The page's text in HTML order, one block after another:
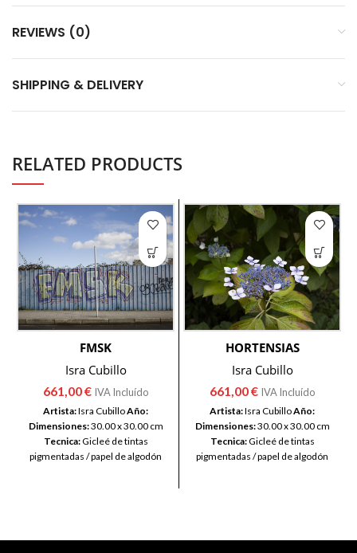
REVIEWS (0)
SHIPPING & DELIVERY
RELATED PRODUCTS
FMSK
Isra Cubillo
661,00€ IVA Incluído
Artista:Isra CubilloAño:
Dimensiones:30.00 x 30.00 cm
Tecnica:Gicleé de tintas
pigmentadas / papel de algodón
HORTENSIAS
Isra Cubillo
661,00€ IVA Incluído
Artista:Isra CubilloAño:
Dimensiones:30.00 x 30.00 cm
Tecnica:Gicleé de tintas
pigmentadas / papel de algodón